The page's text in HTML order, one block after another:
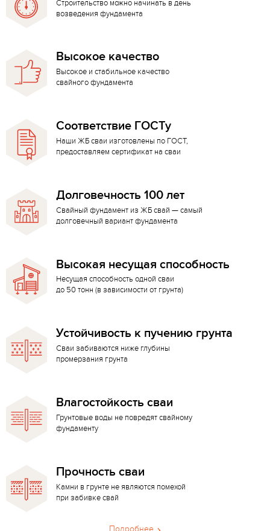
Строительство можно начинать в день
возведения фундамента
Высокое качество
Высокое и стабильное качество
свайного фундамента
Соответствие ГОСТу
Наши ЖБ сваи изготовлены по ГОСТ,
предоставляем сертификат на сваи
Долговечность 100 лет
Свайный фундамент из ЖБ свай — самый
долговечный вариант фундамента
Высокая несущая способность
Несущая способность одной сваи
до 50 тонн (в зависимости от грунта)
Устойчивость к пучению грунта
Сваи забиваются ниже глубины
промерзания грунта
Влагостойкость сваи
Грунтовые воды не повредят свайному
фундаменту
Прочность сваи
Камни в грунте не являются помехой
при забивке свай
Подробнее